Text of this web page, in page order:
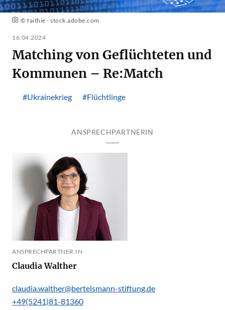
© faithie - stock.adobe.com
16.04.2024
Matching von Geflüchteten und
Kommunen – Re:Match
#Ukrainekrieg #Flüchtlinge
ANSPRECHPARTNERIN
ANSPRECHPARTNER:IN
Claudia Walther
claudia.walther@bertelsmann-stiftung.de
+49(5241)81-81360